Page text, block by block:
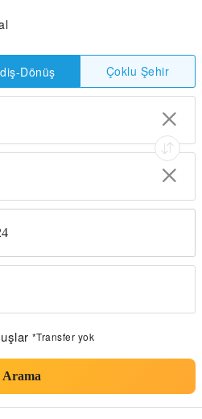
Dönüş Çoklu Şehir
*Transfer yok
Arama